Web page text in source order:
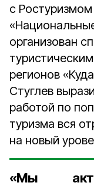
с
организован
регионов
Стуглев
работой по
туризма вся
на новый
«Мы